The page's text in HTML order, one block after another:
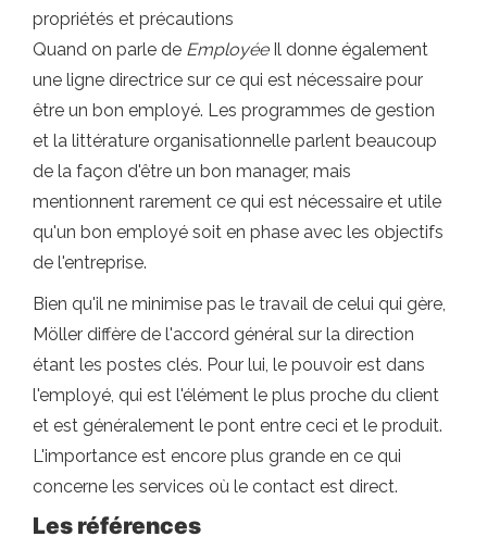
propriétés et précautions
Quand on parle de EmployéeIl donne également
une ligne directrice sur ce qui est nécessaire pour
être un bon employé. Les programmes de gestion
et la littérature organisationnelle parlent beaucoup
de la façon d'être un bon manager, mais
mentionnent rarement ce qui est nécessaire et utile
qu'un bon employé soit en phase avec les objectifs
de l'entreprise.
Bien qu'il ne minimise pas le travail de celui qui gère,
Möller diffère de l'accord général sur la direction
étant les postes clés. Pour lui, le pouvoir est dans
l'employé, qui est l'élément le plus proche du client
et est généralement le pont entre ceci et le produit.
L'importance est encore plus grande en ce qui
concerne les services où le contact est direct.
Les références